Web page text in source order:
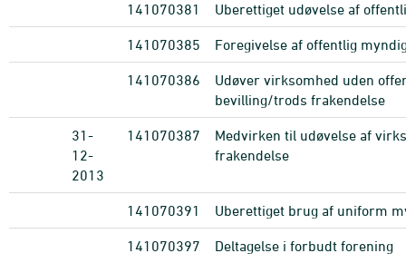
141070381 Uberettiget udøvelse af
141070385 Foregivelse af offentlig
141070386
Udøver virksomhed uden
bevilling/trods frakendelse
31-
12-
2013
141070387
Medvirken til udøvelse af
frakendelse
141070391 Uberettiget brug af uniform
141070397 Deltagelse i forbudt forening